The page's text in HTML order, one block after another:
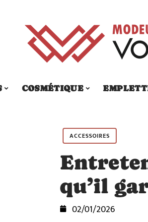
COSMÉTIQUE
ACCESSOIRES
qu’il
02/01/2026